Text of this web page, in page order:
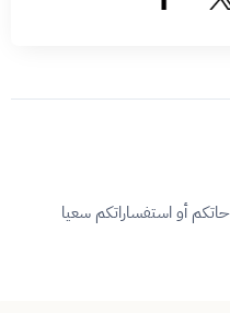
أو استفساراتكم سعيا